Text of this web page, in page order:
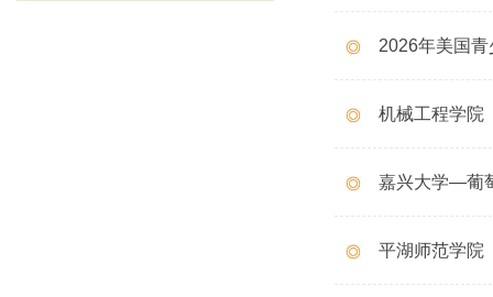
2026年美国青
机械工程学院
嘉兴大学—葡
平湖师范学院